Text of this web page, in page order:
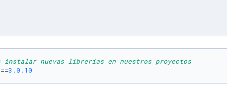
instalar nuevas librerías en nuestros proyectos
3.0 .10